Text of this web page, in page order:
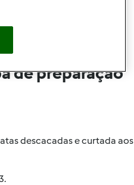
de preparação
descacadas e curtada aos